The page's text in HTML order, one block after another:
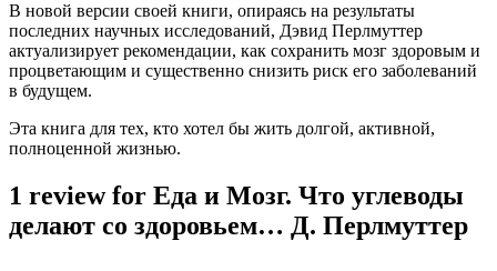
В новой версии своей книги, опираясь на результаты
последних научных исследований, Дэвид Перлмуттер
актуализирует рекомендации, как сохранить мозг здоровым и
процветающим и существенно снизить риск его заболеваний
в будущем.
Эта книга для тех, кто хотел бы жить долгой, активной,
полноценной жизнью.
1 review for Еда и Мозг. Что углеводы
делают со здоровьем… Д. Перлмуттер